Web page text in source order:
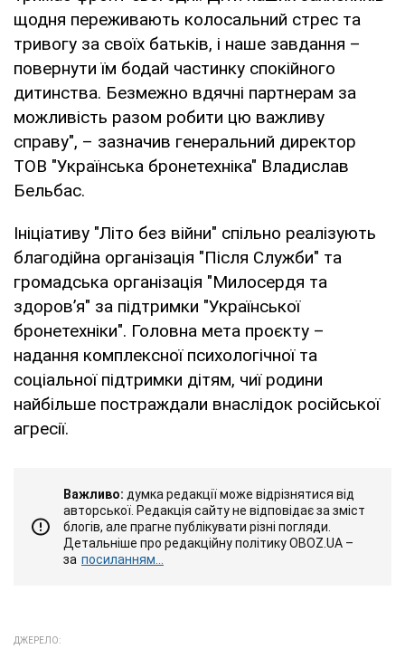
щодня переживають колосальний стрес та
тривогу за своїх батьків, і наше завдання –
повернути їм бодай частинку спокійного
дитинства. Безмежно вдячні партнерам за
можливість разом робити цю важливу
справу", – зазначив генеральний директор
ТОВ "Українська бронетехніка" Владислав
Бельбас.
Ініціативу "Літо без війни" спільно реалізують
благодійна організація "Після Служби" та
громадська організація "Милосердя та
здоров’я" за підтримки "Української
бронетехніки". Головна мета проєкту –
надання комплексної психологічної та
соціальної підтримки дітям, чиї родини
найбільше постраждали внаслідок російської
агресії.
Важливо: думка редакції може відрізнятися від
авторської. Редакція сайту не відповідає за зміст
блогів, але прагне публікувати різні погляди.
Детальніше про редакційну політику OBOZ.UA –
за посиланням...
ДЖЕРЕЛО: